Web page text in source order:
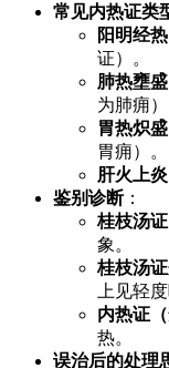
常见内热证类
阳明经热
证）。
肺热壅盛
为肺痈）
胃热炽盛
胃痈）。
肝火上炎
鉴别诊断：
桂枝汤证
象。
桂枝汤
上见轻
内热证
热。
误治后的处理